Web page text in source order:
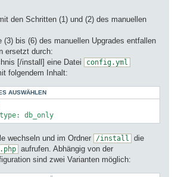
den Schritten (1) und (2) des manuellen
(3) bis (6) des manuellen Upgrades entfallen
ersetzt durch:
[/install] eine Datei
config.yml
folgendem Inhalt:
AUSWÄHLEN
type: db_only
wechseln und im Ordner /install die
aufrufen. Abhängig von der
sind zwei Varianten möglich: